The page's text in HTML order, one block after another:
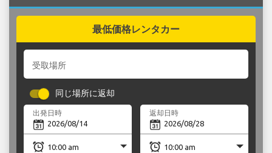
最低価格レンタカー
受取場所
同じ場所に返却
出発日時 返却日時